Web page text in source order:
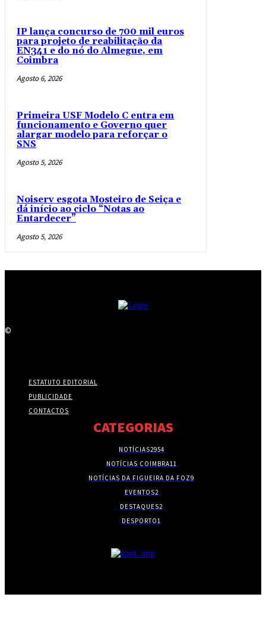
IP lança concurso de 700 mil euros
para projeto de reabilitação da
EN341 e do nó do Almegue, em
Coimbra
Agosto 6, 2026
Primeira USF Modelo C entra em
funcionamento e Governo quer
alargar modelo para reforçar o
SNS
Agosto 5, 2026
Noiserv esgota Mosteiro de Seiça e
dá início ao ciclo “Notas ao
Entardecer”
Agosto 5, 2026
©
ESTATUTO EDITORIAL
PUBLICIDADE
CONTACTOS
CATEGORIAS
NOTÍCIAS2954
NOTÍCIAS COIMBRA11
NOTÍCIAS DA FIGUEIRA DA FOZ9
EVENTOS2
DESTAQUES2
DESPORTO1